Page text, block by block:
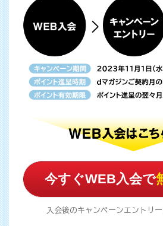
今すぐWEB入会で
入会後のキャンペーンエントリ